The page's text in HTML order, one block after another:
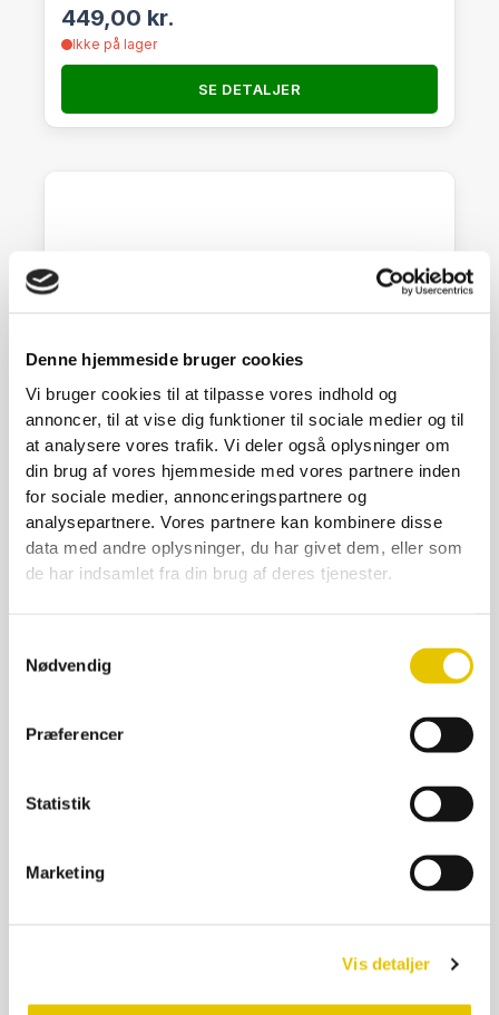
Denne hjemmeside bruger cookies
Vi bruger cookies til at tilpasse vores indhold og
annoncer, til at vise dig funktioner til sociale medier og til
at analysere vores trafik. Vi deler også oplysninger om
din brug af vores hjemmeside med vores partnere inden
for sociale medier, annonceringspartnere og
analysepartnere. Vores partnere kan kombinere disse
data med andre oplysninger, du har givet dem, eller som
de har indsamlet fra din brug af deres tjenester.
Nødvendig
Præferencer
Statistik
Marketing
Vis detaljer
449,00 kr.
Ikke på lager
SE DETALJER
Bibørste lille
49,00kr.
På lager